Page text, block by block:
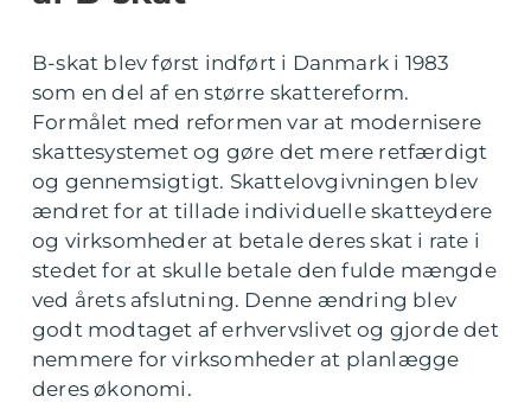
B-skat blev først indført i Danmark i 1983
som en del af en større skattereform.
Formålet med reformen var at modernisere
skattesystemet og gøre det mere retfærdigt
og gennemsigtigt. Skattelovgivningen blev
ændret for at tillade individuelle skatteydere
og virksomheder at betale deres skat i rate i
stedet for at skulle betale den fulde mængde
ved årets afslutning. Denne ændring blev
godt modtaget af erhvervslivet og gjorde det
nemmere for virksomheder at planlægge
deres økonomi.